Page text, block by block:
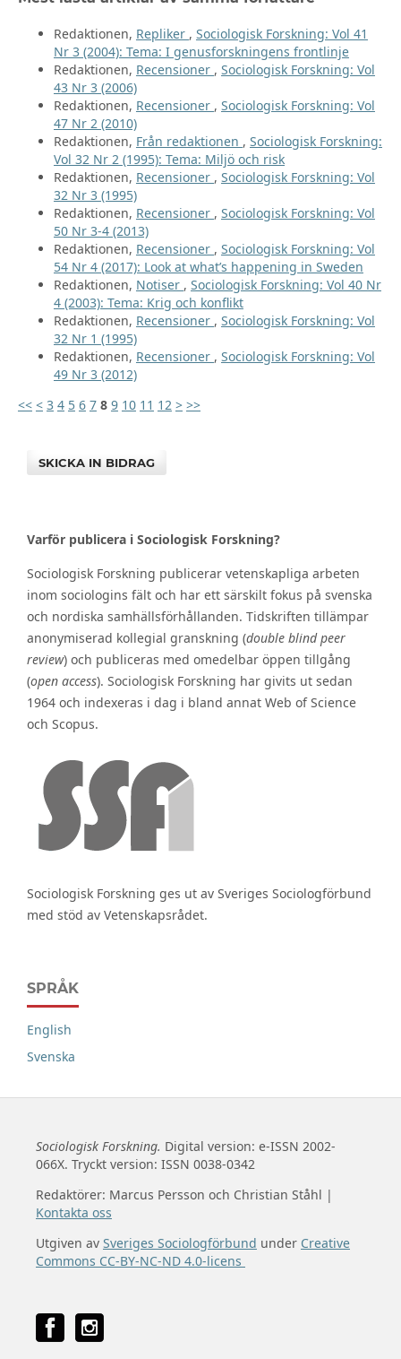
Redaktionen, Repliker , Sociologisk Forskning: Vol 41
Nr 3 (2004): Tema: I genusforskningens frontlinje
Redaktionen, Recensioner , Sociologisk Forskning: Vol
43 Nr 3 (2006)
Redaktionen, Recensioner , Sociologisk Forskning: Vol
47 Nr 2 (2010)
Redaktionen, Från redaktionen , Sociologisk Forskning:
Vol 32 Nr 2 (1995): Tema: Miljö och risk
Redaktionen, Recensioner , Sociologisk Forskning: Vol
32 Nr 3 (1995)
Redaktionen, Recensioner , Sociologisk Forskning: Vol
50 Nr 3-4 (2013)
Redaktionen, Recensioner , Sociologisk Forskning: Vol
54 Nr 4 (2017): Look at what’s happening in Sweden
Redaktionen, Notiser , Sociologisk Forskning: Vol 40 Nr
4 (2003): Tema: Krig och konflikt
Redaktionen, Recensioner , Sociologisk Forskning: Vol
32 Nr 1 (1995)
Redaktionen, Recensioner , Sociologisk Forskning: Vol
49 Nr 3 (2012)
<< < 3 4 5 6 7 8 9 10 11 12 > >>
SKICKA IN BIDRAG
Varför publicera i Sociologisk Forskning?
Sociologisk Forskning publicerar vetenskapliga arbeten
inom sociologins fält och har ett särskilt fokus på svenska
och nordiska samhällsförhållanden. Tidskriften tillämpar
anonymiserad kollegial granskning (double blind peer
review) och publiceras med omedelbar öppen tillgång
(open access). Sociologisk Forskning har givits ut sedan
1964 och indexeras i dag i bland annat Web of Science
och Scopus.
Sociologisk Forskning ges ut av Sveriges Sociologförbund
med stöd av Vetenskapsrådet.
SPRÅK
English
Svenska
Sociologisk Forskning. Digital version: e-ISSN 2002-
066X. Tryckt version: ISSN 0038-0342
Redaktörer: Marcus Persson och Christian Ståhl |
Kontakta oss
Utgiven av Sveriges Sociologförbund under Creative
Commons CC-BY-NC-ND 4.0-licens